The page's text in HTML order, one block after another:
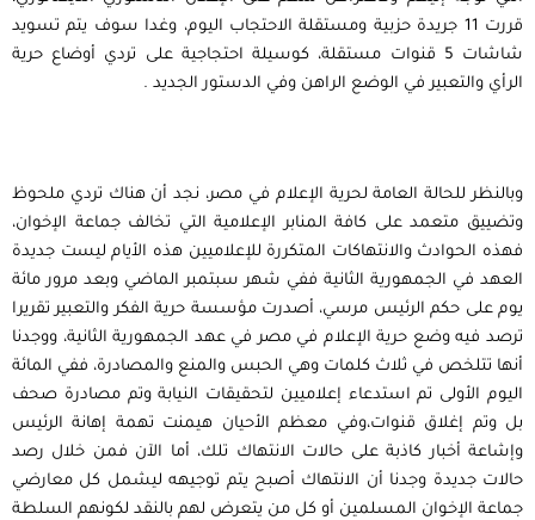
قررت 11 جريدة حزبية ومستقلة الاحتجاب اليوم، وغدا سوف يتم تسويد
شاشات 5 قنوات مستقلة، كوسيلة احتجاجية على تردي أوضاع حرية
الرأي والتعبير في الوضع الراهن وفي الدستور الجديد .
وبالنظر للحالة العامة لحرية الإعلام في مصر، نجد أن هناك تردي ملحوظ
وتضييق متعمد على كافة المنابر الإعلامية التي تخالف جماعة الإخوان،
فهذه الحوادث والانتهاكات المتكررة للإعلاميين هذه الأيام ليست جديدة
العهد في الجمهورية الثانية ففي شهر سبتمبر الماضي وبعد مرور مائة
يوم على حكم الرئيس مرسي، أصدرت مؤسسة حرية الفكر والتعبير تقريرا
ترصد فيه وضع حرية الإعلام في مصر في عهد الجمهورية الثانية، ووجدنا
أنها تتلخص في ثلاث كلمات وهي الحبس والمنع والمصادرة، ففي المائة
اليوم الأولى تم استدعاء إعلاميين لتحقيقات النيابة وتم مصادرة صحف
بل وتم إغلاق قنوات،وفي معظم الأحيان هيمنت تهمة إهانة الرئيس
وإشاعة أخبار كاذبة على حالات الانتهاك تلك، أما الآن فمن خلال رصد
حالات جديدة وجدنا أن الانتهاك أصبح يتم توجيهه ليشمل كل معارضي
جماعة الإخوان المسلمين أو كل من يتعرض لهم بالنقد لكونهم السلطة